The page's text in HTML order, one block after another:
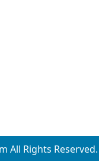
All Rights Reserved.